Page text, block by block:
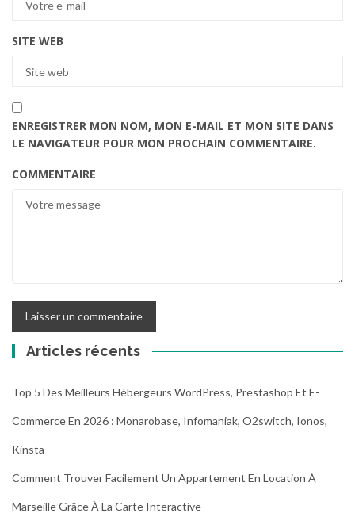
SITE WEB
ENREGISTRER MON NOM, MON E-MAIL ET MON SITE DANS
LE NAVIGATEUR POUR MON PROCHAIN COMMENTAIRE.
COMMENTAIRE
Articles récents
Top 5 Des Meilleurs Hébergeurs WordPress, Prestashop Et E-
Commerce En 2026 : Monarobase, Infomaniak, O2switch, Ionos,
Kinsta
Comment Trouver Facilement Un Appartement En Location À
Marseille Grâce À La Carte Interactive